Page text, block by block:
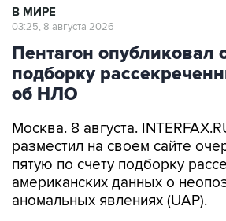
В МИРЕ
03:25, 8 августа 2026
Пентагон опубликовал
подборку
об НЛО
Москва. 8 августа.
разместил на своем сайте
пятую по счету подборку
американских данных о
аномальных явлениях (UAP).